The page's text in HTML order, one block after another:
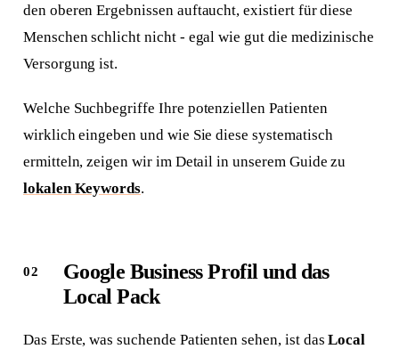
den oberen Ergebnissen auftaucht, existiert für diese
Menschen schlicht nicht - egal wie gut die medizinische
Versorgung ist.
Welche Suchbegriffe Ihre potenziellen Patienten
wirklich eingeben und wie Sie diese systematisch
ermitteln, zeigen wir im Detail in unserem Guide zu
lokalen Keywords.
Google Business Profil und das
Local Pack
Das Erste, was suchende Patienten sehen, ist dasLocal